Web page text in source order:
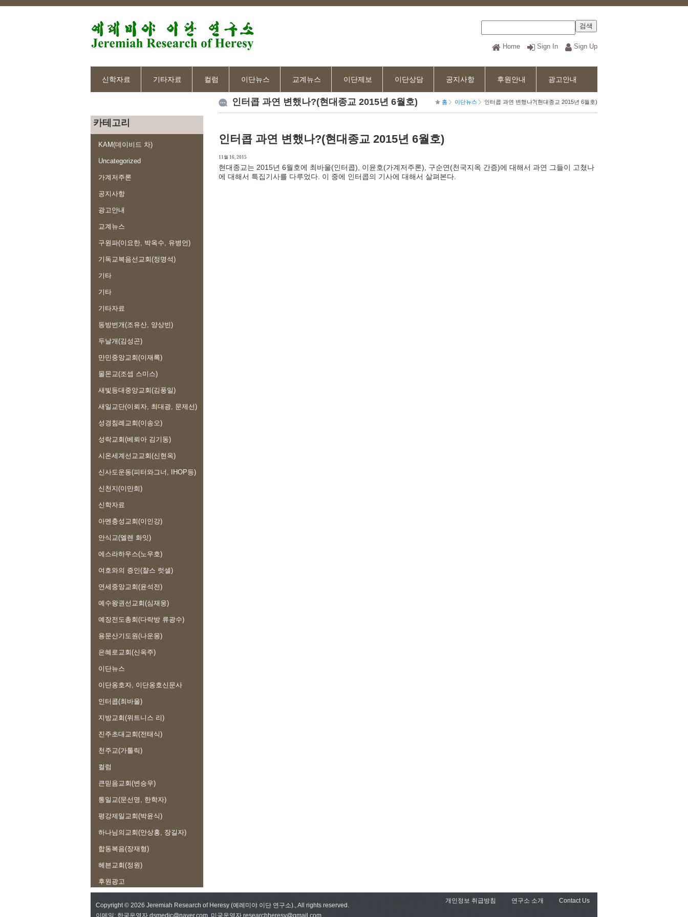
신학자료 기타자료 컬럼 이단뉴스 교계뉴스 이단제보 이단상담 공지사항 후원안내 광고안내
Home Sign In Sign Up
카테고리
KAM(데이비드 차)
Uncategorized
가계저주론
공지사항
광고안내
교계뉴스
구원파(이요한, 박옥수, 유병언)
기독교복음선교회(정명석)
기타
기타
기타자료
동방번개(조유산, 양상빈)
두날개(김성곤)
만민중앙교회(이재록)
몰몬교(조셉 스미스)
새빛등대중앙교회(김풍일)
새일교단(이뢰자, 최대광, 문제선)
성경침례교회(이송오)
성락교회(베뢰아 김기동)
시온세계선교교회(신현옥)
신사도운동(피터와그너, IHOP등)
신천지(이만희)
신학자료
아멘충성교회(이인강)
안식교(엘렌 화잇)
에스라하우스(노우호)
여호와의 증인(챨스 럿셀)
연세중앙교회(윤석전)
예수왕권선교회(심재웅)
예장전도총회(다락방 류광수)
용문산기도원(나운몽)
은혜로교회(신옥주)
이단뉴스
이단옹호자, 이단옹호신문사
인터콥(최바울)
지방교회(위트니스 리)
진주초대교회(전태식)
천주교(가톨릭)
컬럼
큰믿음교회(변승우)
통일교(문선명, 한학자)
평강제일교회(박윤식)
하나님의교회(안상홍, 장길자)
합동복음(장재형)
헤븐교회(정원)
후원광고
인터콥 과연 변했나?(현대종교 2015년 6월호) 홈 이단뉴스 인터콥 과연 변했나?(현대종교 2015년 6월호)
인터콥 과연 변했나?(현대종교 2015년 6월호)
11월 16, 2015
현대종교는 2015년 6월호에 최바울(인터콥), 이윤호(가계저주론), 구순연(천국지옥 간증)에 대해서 과연 그들이 고쳤나
에 대해서 특집기사를 다루었다. 이 중에 인터콥의 기사에 대해서 살펴본다.
Copyright © 2026 Jeremiah Research of Heresy (예레미야 이단 연구소)., All rights reserved.
이메일: 한국운영자 dsmedic@naver.com, 미국운영자 researchheresy@gmail.com
Contact Us
연구소 소개
개인정보 취급방침